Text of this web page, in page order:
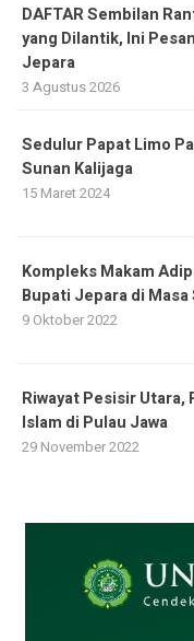
DAFTAR Sembilan
yang Dilantik, Ini
Jepara
3 Agustus 2026
Sedulur Papat Limo
Sunan Kalijaga
15 Maret 2024
Kompleks Makam
Bupati Jepara di
9 Oktober 2022
Riwayat Pesisir Utara,
Islam di Pulau Jawa
29 November 2022